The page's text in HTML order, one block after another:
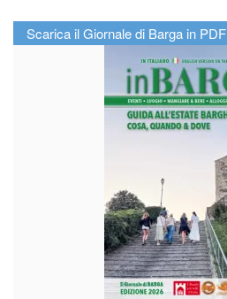
Scarica il Giornale di Barga in PDF